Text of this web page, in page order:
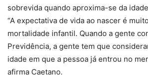
sobrevida quando aproxima-se da
“A expectativa de vida ao nascer é
mortalidade infantil. Quando a gente
Previdência, a gente tem que
idade em que a pessoa já entrou no
afirma Caetano.